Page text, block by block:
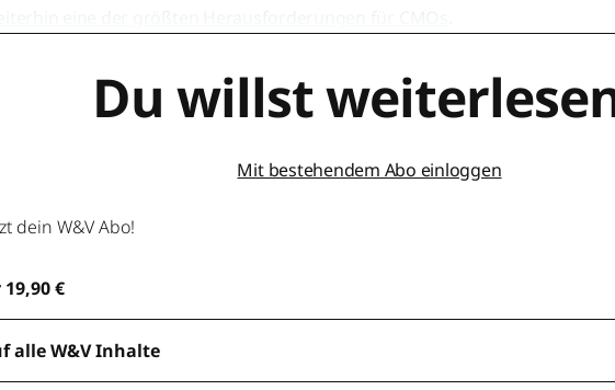
Du willst
Mit bestehendem Abo einloggen
dein W&V Abo!
€
alle W&V Inhalte